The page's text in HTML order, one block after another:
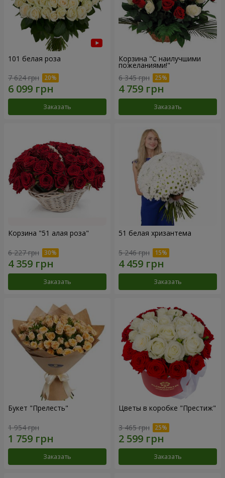
101 белая роза
7 624 грн
Заказать
Корзина "С наилучшими
пожеланиями!"
6 345 грн
Заказать
Корзина "51 алая роза"
6 227 грн
Заказать
51 белая хризантема
5 246 грн
Заказать
Букет "Прелесть"
1 954 грн
Заказать
Цветы в коробке "Престиж"
3 465 грн
Заказать